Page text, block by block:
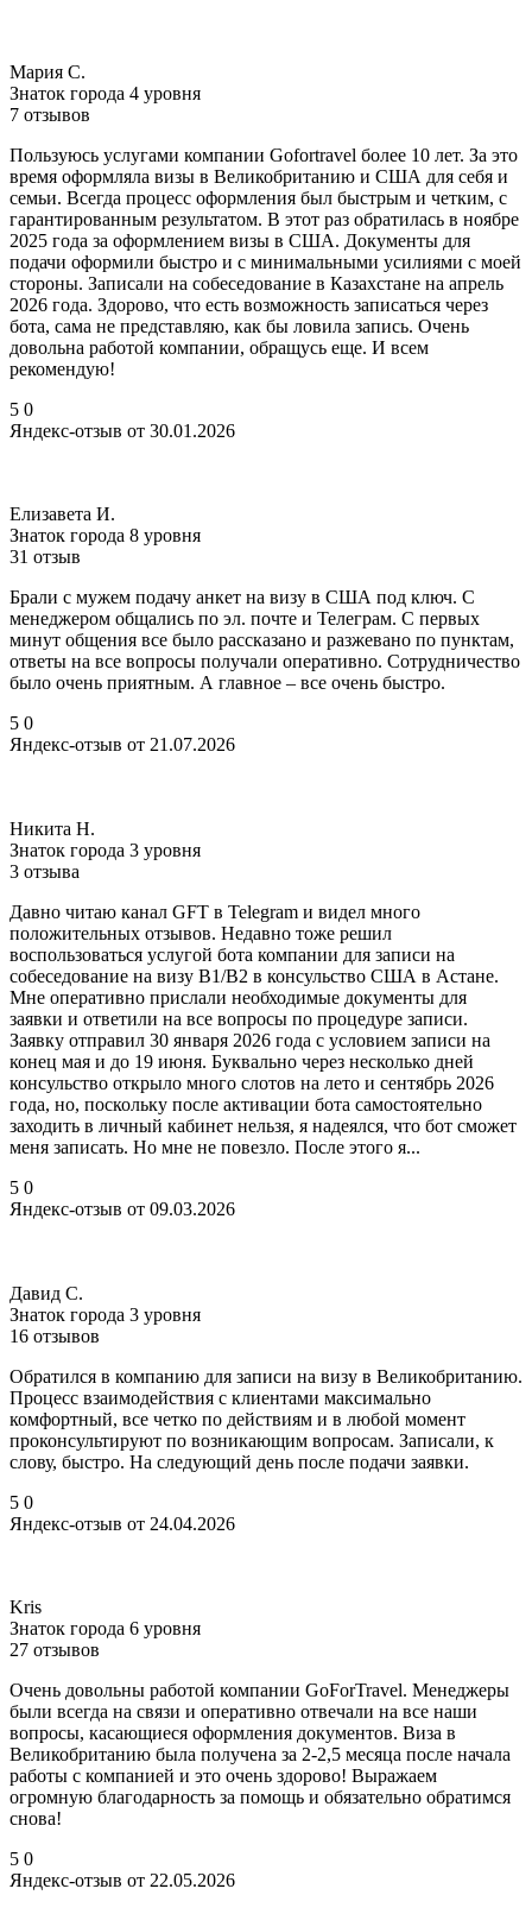
Мария С.
Знаток города 4 уровня
7 отзывов
Пользуюсь услугами компании Gofortravel более 10 лет. За это
время оформляла визы в Великобританию и США для себя и
семьи. Всегда процесс оформления был быстрым и четким, с
гарантированным результатом. В этот раз обратилась в ноябре
2025 года за оформлением визы в США. Документы для
подачи оформили быстро и с минимальными усилиями с моей
стороны. Записали на собеседование в Казахстане на апрель
2026 года. Здорово, что есть возможность записаться через
бота, сама не представляю, как бы ловила запись. Очень
довольна работой компании, обращусь еще. И всем
рекомендую!
5 0
Яндекс-отзыв от 30.01.2026
Елизавета И.
Знаток города 8 уровня
31 отзыв
Брали с мужем подачу анкет на визу в США под ключ. С
менеджером общались по эл. почте и Телеграм. С первых
минут общения все было рассказано и разжевано по пунктам,
ответы на все вопросы получали оперативно. Сотрудничество
было очень приятным. А главное – все очень быстро.
5 0
Яндекс-отзыв от 21.07.2026
Никита Н.
Знаток города 3 уровня
3 отзыва
Давно читаю канал GFT в Telegram и видел много
положительных отзывов. Недавно тоже решил
воспользоваться услугой бота компании для записи на
собеседование на визу B1/B2 в консульство США в Астане.
Мне оперативно прислали необходимые документы для
заявки и ответили на все вопросы по процедуре записи.
Заявку отправил 30 января 2026 года с условием записи на
конец мая и до 19 июня. Буквально через несколько дней
консульство открыло много слотов на лето и сентябрь 2026
года, но, поскольку после активации бота самостоятельно
заходить в личный кабинет нельзя, я надеялся, что бот сможет
меня записать. Но мне не повезло. После этого я...
5 0
Яндекс-отзыв от 09.03.2026
Давид С.
Знаток города 3 уровня
16 отзывов
Обратился в компанию для записи на визу в Великобританию.
Процесс взаимодействия с клиентами максимально
комфортный, все четко по действиям и в любой момент
проконсультируют по возникающим вопросам. Записали, к
слову, быстро. На следующий день после подачи заявки.
5 0
Яндекс-отзыв от 24.04.2026
Kris
Знаток города 6 уровня
27 отзывов
Очень довольны работой компании GoForTravel. Менеджеры
были всегда на связи и оперативно отвечали на все наши
вопросы, касающиеся оформления документов. Виза в
Великобританию была получена за 2-2,5 месяца после начала
работы с компанией и это очень здорово! Выражаем
огромную благодарность за помощь и обязательно обратимся
снова!
5 0
Яндекс-отзыв от 22.05.2026